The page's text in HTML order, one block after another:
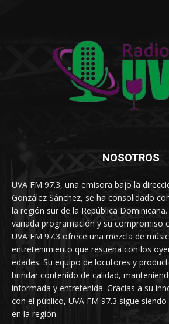
NOSOTROS
UVA FM 97.3, una emisora bajo la
González Sánchez, se ha consolidado
la región sur de la República
variada programación y su compromiso
UVA FM 97.3 ofrece una mezcla de
entretenimiento que resuena con los
edades. Su equipo de locutores y
brindar contenido de calidad,
informada y entretenida. Gracias a su
con el público, UVA FM 97.3 sigue
en la región.